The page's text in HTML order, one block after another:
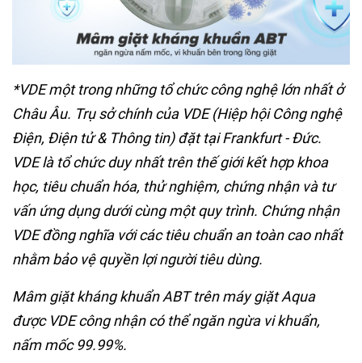
*VDE một trong những tổ chức công nghệ lớn nhất ở
Châu Âu. Trụ sở chính của VDE (Hiệp hội Công nghệ
Điện, Điện tử & Thông tin) đặt tại Frankfurt - Đức.
VDE là tổ chức duy nhất trên thế giới kết hợp khoa
học, tiêu chuẩn hóa, thử nghiệm, chứng nhận và tư
vấn ứng dụng dưới cùng một quy trình. Chứng nhận
VDE đồng nghĩa với các tiêu chuẩn an toàn cao nhất
nhằm bảo vệ quyền lợi người tiêu dùng.
Mâm giặt kháng khuẩn ABT trên máy giặt Aqua
được VDE công nhận có thể ngăn ngừa vi khuẩn,
nấm mốc 99.99%.